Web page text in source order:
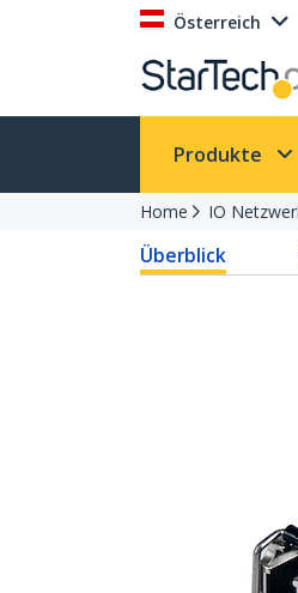
Österreich
Produkte
Home IO
Überblick